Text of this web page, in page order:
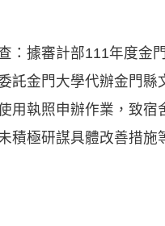
：據審計部111年度金
託金門大學代辦金門縣
用執照申辦作業，致宿
積極研謀具體改善措施